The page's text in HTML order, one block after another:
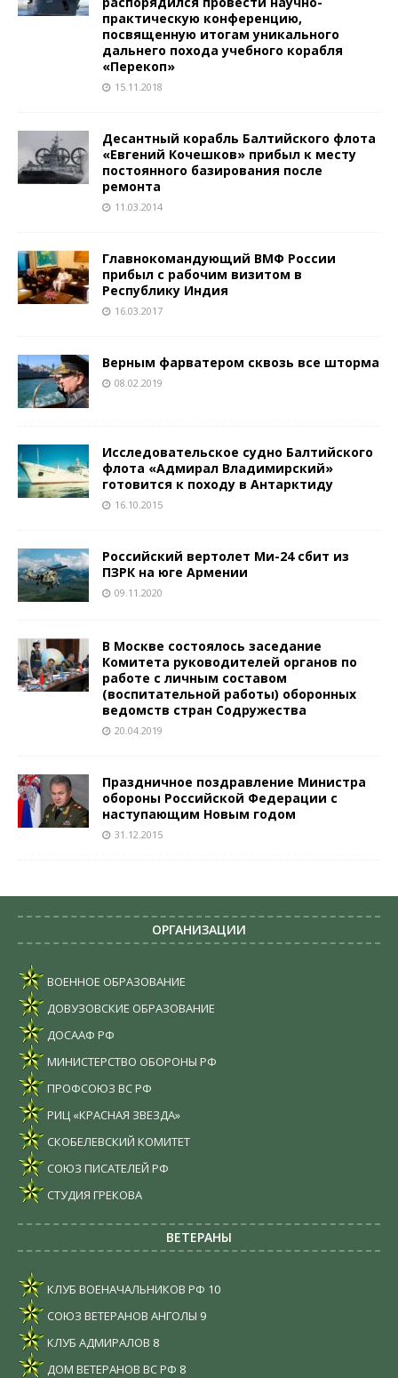
практическую конференцию,
посвященную итогам уникального
дальнего похода учебного корабля
«Перекоп»
15.11.2018
Десантный корабль Балтийского флота
«Евгений Кочешков» прибыл к месту
постоянного базирования после
ремонта
11.03.2014
Главнокомандующий ВМФ России
прибыл с рабочим визитом в
Республику Индия
16.03.2017
Верным фарватером сквозь все шторма
08.02.2019
Исследовательское судно Балтийского
флота «Адмирал Владимирский»
готовится к походу в Антарктиду
16.10.2015
Российский вертолет Ми-24 сбит из
ПЗРК на юге Армении
09.11.2020
В Москве состоялось заседание
Комитета руководителей органов по
работе с личным составом
(воспитательной работы) оборонных
ведомств стран Содружества
20.04.2019
Праздничное поздравление Министра
обороны Российской Федерации с
наступающим Новым годом
31.12.2015
ОРГАНИЗАЦИИ
ВОЕННОЕ ОБРАЗОВАНИЕ
ДОВУЗОВСКИЕ ОБРАЗОВАНИЕ
ДОСААФ РФ
МИНИСТЕРСТВО ОБОРОНЫ РФ
ПРОФСОЮЗ ВС РФ
РИЦ «КРАСНАЯ ЗВЕЗДА»
СКОБЕЛЕВСКИЙ КОМИТЕТ
СОЮЗ ПИСАТЕЛЕЙ РФ
СТУДИЯ ГРЕКОВА
ВЕТЕРАНЫ
КЛУБ ВОЕНАЧАЛЬНИКОВ РФ 10
СОЮЗ ВЕТЕРАНОВ АНГОЛЫ 9
КЛУБ АДМИРАЛОВ 8
ДОМ ВЕТЕРАНОВ ВС РФ 8